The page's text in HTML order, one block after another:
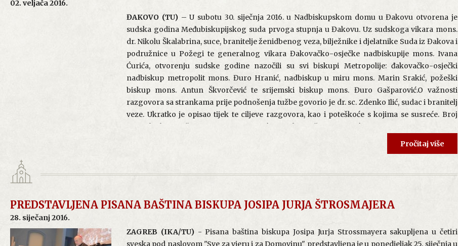
02. veljača 2016.
ĐAKOVO (TU)– U subotu 30. siječnja 2016. u Nadbiskupskom domu u Đakovu otvorena je
sudska godina Međubiskupijskog suda prvoga stupnja u Đakovu. Uz sudskoga vikara mons.
dr. Nikolu Škalabrina, suce, branitelje ženidbenog veza, bilježnike i djelatnike Suda iz Đakova i
podružnice u Požegi te generalnog vikara Đakovačko-osječke nadbiskupije mons. Ivana
Ćurića, otvorenju sudske godine nazočili su svi biskupi Metropolije: đakovačko-osječki
nadbiskup metropolit mons. Đuro Hranić, nadbiskup u miru mons. Marin Srakić, požeški
biskup mons. Antun Škvorčević te srijemski biskup mons. Đuro Gašparović.O važnosti
razgovora sa strankama prije podnošenja tužbe govorio je dr. sc. Zdenko Ilić, sudac i branitelj
veze. Ukratko je opisao tijek te ciljeve razgovora, kao i poteškoće s kojima se susreće. Broj
stranaka koji traže razgovore sve je veći, stranke su često neupućene u proces, a zamjetno je
kako u medijima kruži mnoštvo netočnih informacija, napose nakon prošlogodišnje reforme
kanonskog postupka ništavosti ženidbe, kojom se uvodi kraći postupak tijeka parnice na
kraju izlaganja dr. Ilić iznosi prijedlog osnutka Ureda za davanje savjeta o mogućnosti i načinu
bi trebalo uposliti crkvenog odvjetnika.
predstojnik Ureda za crkveno-pravna pitanja u Požegi. Među ostalim je naveo kako je tijekom
Pročitaj više
PREDSTAVLJENA PISANA BAŠTINA BISKUPA JOSIPA JURJA ŠTROSMAJERA
28. siječanj 2016.
ZAGREB (IKA/TU)- Pisana baština biskupa Josipa Jurja Strossmayera sakupljena u četiri
sveska pod naslovom "Sve za vjeru i za Domovinu" predstavljena je u ponedjeljak 25. siječnja u